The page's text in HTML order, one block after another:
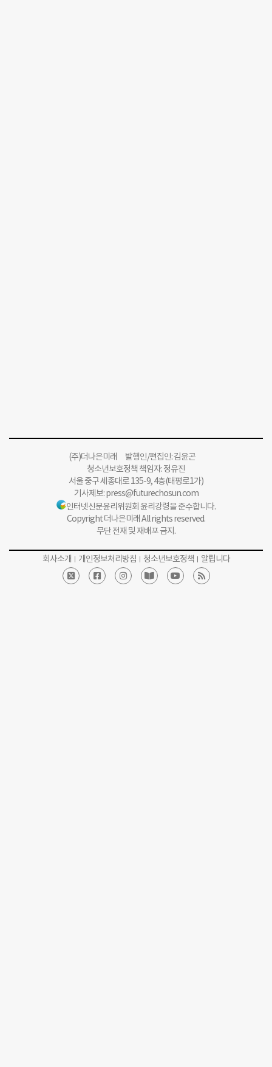
(주)더나은미래 발행인/편집인: 김윤곤
청소년보호정책 책임자: 정유진
서울 중구 세종대로 135-9, 4층(태평로1가)
기사제보:press@futurechosun.com
인터넷신문윤리위원회 윤리강령을 준수합니다.
Copyright 더나은미래 All rights reserved.
무단 전재 및 재배포 금지.
회사소개 개인정보처리방침 청소년보호정책 알립니다